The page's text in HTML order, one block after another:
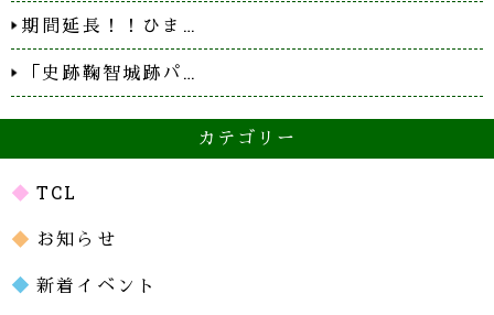
期間延長！！ひま…
「史跡鞠智城跡パ…
カテゴリー
TCL
お知らせ
新着イベント